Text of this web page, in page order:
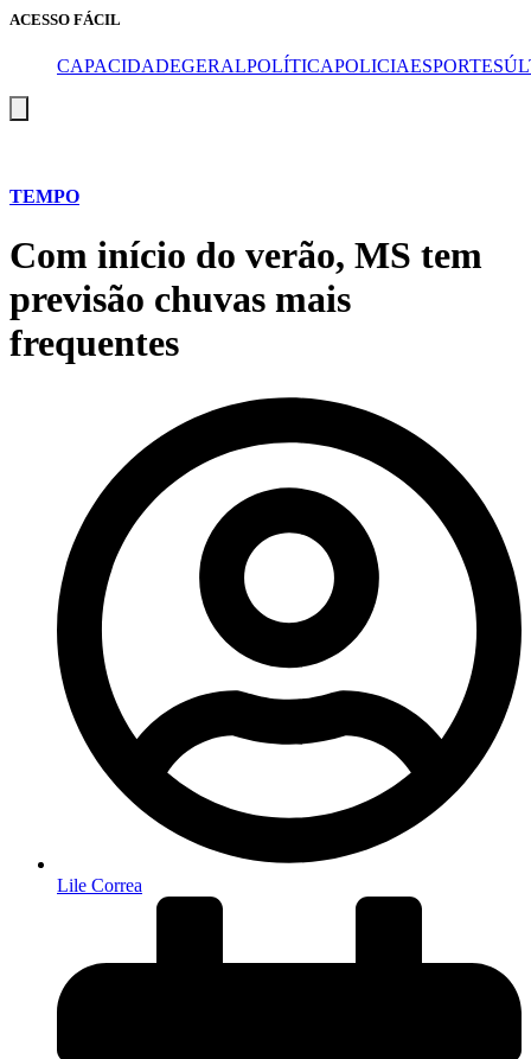
ACESSO FÁCIL
CAPACIDADEGERALPOLÍTICAPOLICIAESPORTES
de
TEMPO
Com início do verão, MS tem
previsão chuvas mais
frequentes
Lile Correa